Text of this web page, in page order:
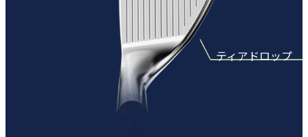
ティアドロップ